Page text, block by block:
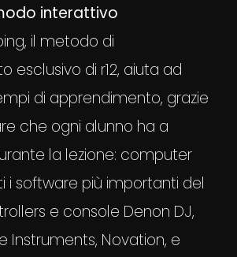
interattivo
il metodo di
esclusivo di r12, aiuta ad
di apprendimento, grazie
che ogni alunno ha a
la lezione: computer
i software più importanti del
e console Denon DJ,
Instruments, Novation, e